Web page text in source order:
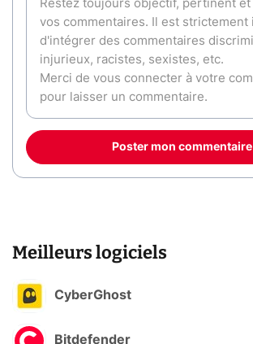
Poster mon commentaire
Meilleurs logiciels
CyberGhost
Bitdefender